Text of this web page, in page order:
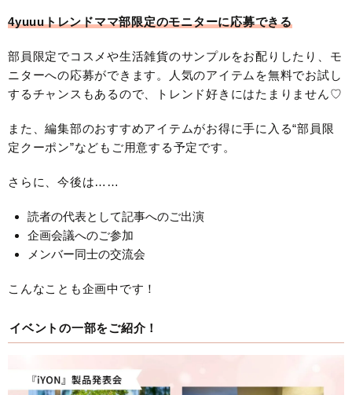
4yuuuトレンドママ部限定のモニターに応募できる
部員限定でコスメや生活雑貨のサンプルをお配りしたり、モ
ニターへの応募ができます。人気のアイテムを無料でお試し
するチャンスもあるので、トレンド好きにはたまりません♡
また、編集部のおすすめアイテムがお得に手に入る“部員限
定クーポン”などもご用意する予定です。
さらに、今後は……
読者の代表として記事へのご出演
企画会議へのご参加
メンバー同士の交流会
こんなことも企画中です！
イベントの一部をご紹介！